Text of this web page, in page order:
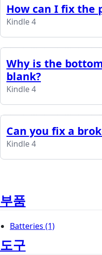
How can I fix the
Kindle 4
Why is the
blank?
Kindle 4
Can you fix a
Kindle 4
부품
Batteries (1)
도구